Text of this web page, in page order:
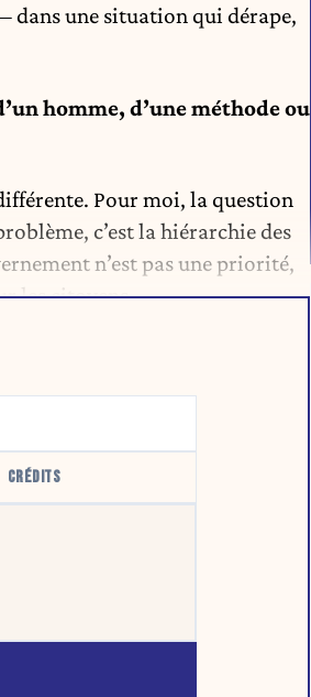
une situation qui dérape,
homme, d’une méthode ou
Pour moi, la question
c’est la hiérarchie des
n’est pas une priorité,
les citoyens.
CRÉDITS